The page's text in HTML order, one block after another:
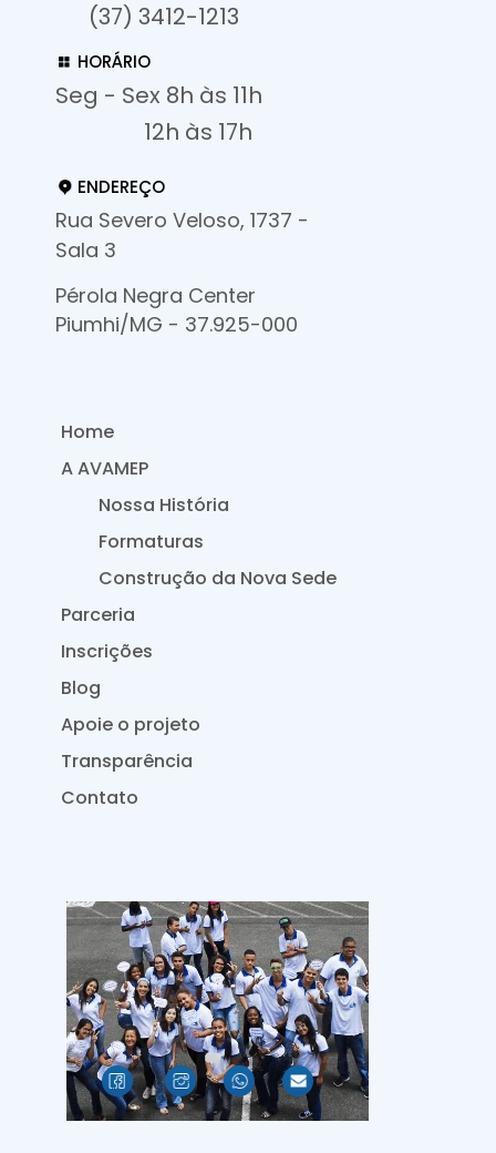
(37) 3412-1213
HORÁRIO
Seg - Sex 8h às 11h
12h às 17h
ENDEREÇO
Rua Severo Veloso, 1737 -
Sala 3
Pérola Negra Center
Piumhi/MG - 37.925-000
Home
A AVAMEP
Nossa História
Formaturas
Construção da Nova Sede
Parceria
Inscrições
Blog
Apoie o projeto
Transparência
Contato